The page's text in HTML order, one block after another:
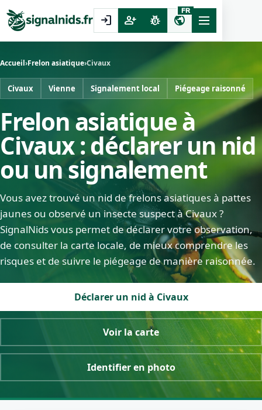
login person_add pest_control public
FR
Accueil›Frelon asiatique›Civaux
Civaux Vienne Signalement local Piégeage raisonné
Frelon asiatique à
Civaux : déclarer un nid
ou un signalement
Vous avez trouvé un nid de frelons asiatiques à pattes
jaunes ou observé un insecte suspect à Civaux ?
SignalNids vous permet de déclarer votre observation,
de consulter la carte locale, de mieux comprendre les
risques et de suivre le piégeage de manière raisonnée.
Déclarer un nid à Civaux
Voir la carte
Identifier en photo